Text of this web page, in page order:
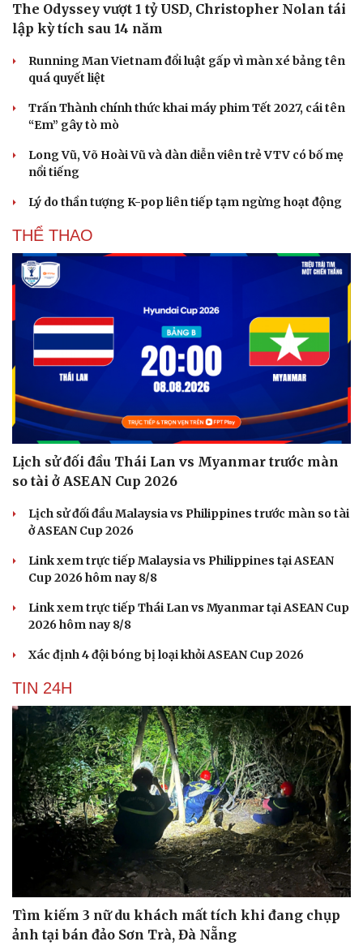
Cải chính
The Odyssey vượt 1 tỷ USD, Christopher Nolan tái
lập kỳ tích sau 14 năm
Running Man Vietnam đổi luật gấp vì màn xé bảng tên
quá quyết liệt
Trấn Thành chính thức khai máy phim Tết 2027, cái tên
“Em” gây tò mò
Long Vũ, Võ Hoài Vũ và dàn diễn viên trẻ VTV có bố mẹ
nổi tiếng
Lý do thần tượng K-pop liên tiếp tạm ngừng hoạt động
THỂ THAO
Lịch sử đối đầu Thái Lan vs Myanmar trước màn
so tài ở ASEAN Cup 2026
Lịch sử đối đầu Malaysia vs Philippines trước màn so tài
ở ASEAN Cup 2026
Link xem trực tiếp Malaysia vs Philippines tại ASEAN
Cup 2026 hôm nay 8/8
Link xem trực tiếp Thái Lan vs Myanmar tại ASEAN Cup
2026 hôm nay 8/8
Xác định 4 đội bóng bị loại khỏi ASEAN Cup 2026
TIN 24H
Tìm kiếm 3 nữ du khách mất tích khi đang chụp
ảnh tại bán đảo Sơn Trà, Đà Nẵng